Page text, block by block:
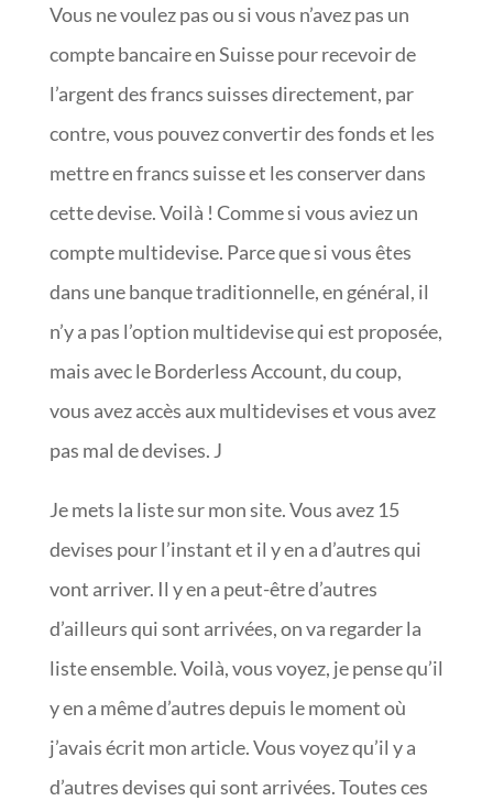
Vous ne voulez pas ou si vous n’avez pas un
compte bancaire en Suisse pour recevoir de
l’argent des francs suisses directement, par
contre, vous pouvez convertir des fonds et les
mettre en francs suisse et les conserver dans
cette devise. Voilà ! Comme si vous aviez un
compte multidevise. Parce que si vous êtes
dans une banque traditionnelle, en général, il
n’y a pas l’option multidevise qui est proposée,
mais avec le Borderless Account, du coup,
vous avez accès aux multidevises et vous avez
pas mal de devises. J
Je mets la liste sur mon site. Vous avez 15
devises pour l’instant et il y en a d’autres qui
vont arriver. Il y en a peut-être d’autres
d’ailleurs qui sont arrivées, on va regarder la
liste ensemble. Voilà, vous voyez, je pense qu’il
y en a même d’autres depuis le moment où
j’avais écrit mon article. Vous voyez qu’il y a
d’autres devises qui sont arrivées. Toutes ces